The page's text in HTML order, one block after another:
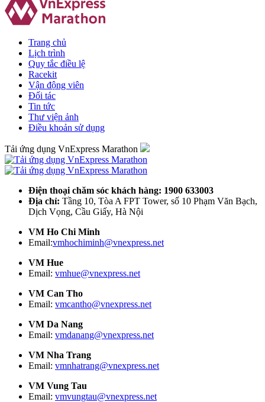
Trang chủ
Lịch trình
Quy tắc điều lệ
Racekit
Vận động viên
Đối tác
Tin tức
Thư viện ảnh
Điều khoản sử dụng
Tải ứng dụng VnExpress Marathon
Điện thoại chăm sóc khách hàng: 1900 633003
Địa chỉ: Tầng 10, Tòa A FPT Tower, số 10 Phạm Văn Bạch,
Dịch Vọng, Cầu Giấy, Hà Nội
VM Ho Chi Minh
Email:vmhochiminh@vnexpress.net
VM Hue
Email: vmhue@vnexpress.net
VM Can Tho
Email: vmcantho@vnexpress.net
VM Da Nang
Email: vmdanang@vnexpress.net
VM Nha Trang
Email: vmnhatrang@vnexpress.net
VM Vung Tau
Email: vmvungtau@vnexpress.net